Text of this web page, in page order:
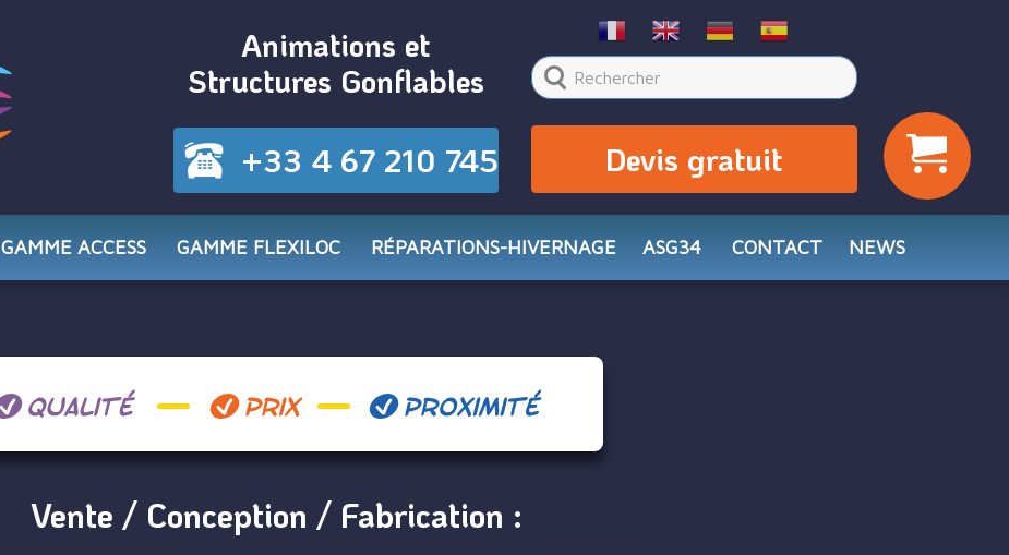
Animations et
Structures Gonflables
+33 4 67 210 745 Devis gratuit
GAMME ACCESS GAMME FLEXILOC RÉPARATIONS-HIVERNAGE ASG34 CONTACT NEWS
Vente / Conception / Fabrication :